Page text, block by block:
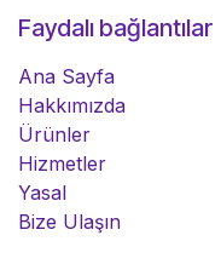
Faydalı bağlantılar
Ana Sayfa
Hakkımızda
Ürünler
Hizmetler
Yasal
Bize Ulaşın